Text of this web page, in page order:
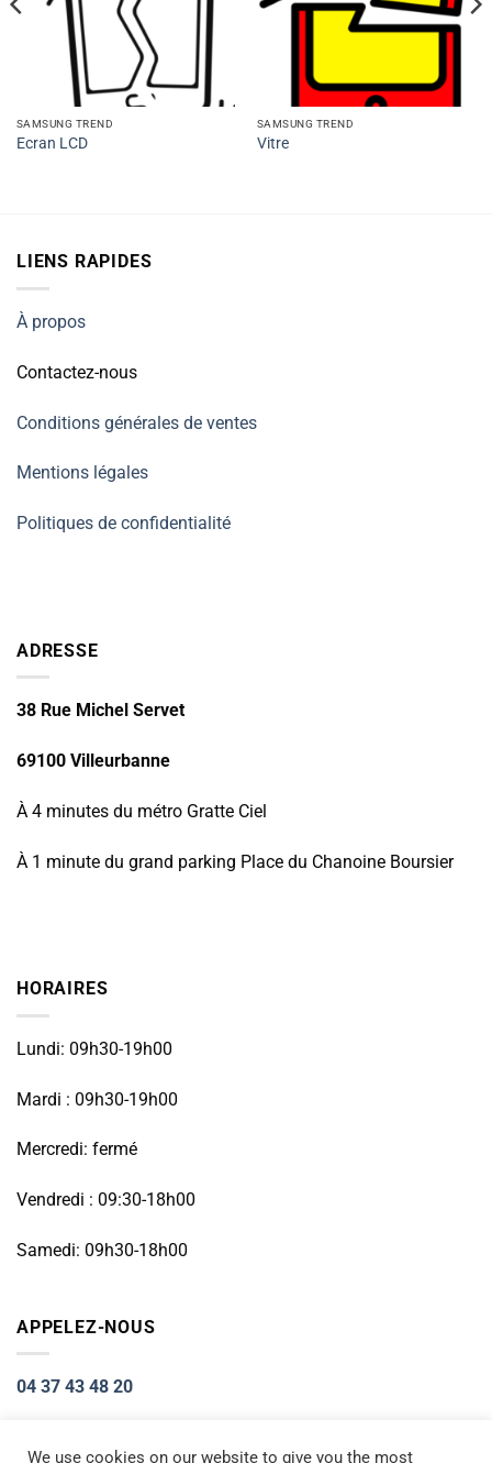
SAMSUNG TREND
Ecran LCD
SAMSUNG TREND
Vitre
LIENS RAPIDES
À propos
Contactez-nous
Conditions générales de ventes
Mentions légales
Politiques de confidentialité
ADRESSE
38 Rue Michel Servet
69100 Villeurbanne
À 4 minutes du métro Gratte Ciel
À 1 minute du grand parking Place du Chanoine Boursier
HORAIRES
Lundi: 09h30-19h00
Mardi : 09h30-19h00
Mercredi: fermé
Vendredi : 09:30-18h00
Samedi: 09h30-18h00
APPELEZ-NOUS
04 37 43 48 20
We use cookies on our website to give you the most